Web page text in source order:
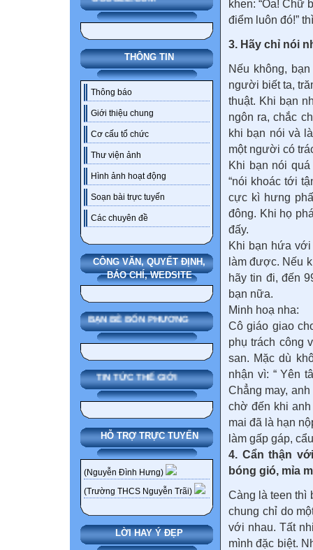
THÔNG TIN
Thông báo
Giới thiệu chung
Cơ cấu tổ chức
Thư viện ảnh
Hình ảnh hoạt động
Soạn bài trực tuyến
Các chuyên đề
CÔNG VĂN, QUYẾT ĐỊNH,
BÁO CHÍ, WEDSITE
BẠN BÈ BỐN PHƯƠNG
TIN TỨC THẾ GIỚI
HỖ TRỢ TRỰC TUYẾN
(Nguyễn Đình Hưng)
(Trường THCS Nguyễn Trãi)
LỜI HAY Ý ĐẸP
khen: “Oa! Chữ
điểm luôn đó!”
3. Hãy chỉ nói
Nếu không,
người biết ta,
thuật. Khi bạn
ngôn ra, chắc
khi bạn nói và
một người có
Khi bạn nói
“nói khoác tới
cực kì hưng
đông. Khi họ
đấy.
Khi bạn hứa với
làm được. Nếu
hãy tin đi, đến
bạn nữa.
Minh hoạ nha:
Cô giáo giao
phụ trách công
san. Mặc dù
nhận vì: “ Yên
Chẳng may,
chờ đến khi
mai đã là hạn
làm gấp gáp,
4. Cẩn thận
bóng gió, mỉa
Càng là teen thì
chung chỉ do
với nhau. Tất
mình đặc biệt.